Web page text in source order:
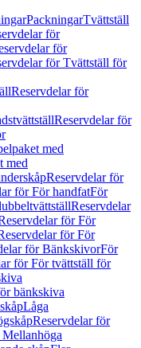
PackningarTvättställ
för
för
för Tvättställ för
Reservdelar för
Reservdelar för
med
med
Reservdelar för
för För handfatFör
Reservdelar
för För
för För
för BänkskivorFör
för För tvättställ för
bänkskiva
Låga
Reservdelar för